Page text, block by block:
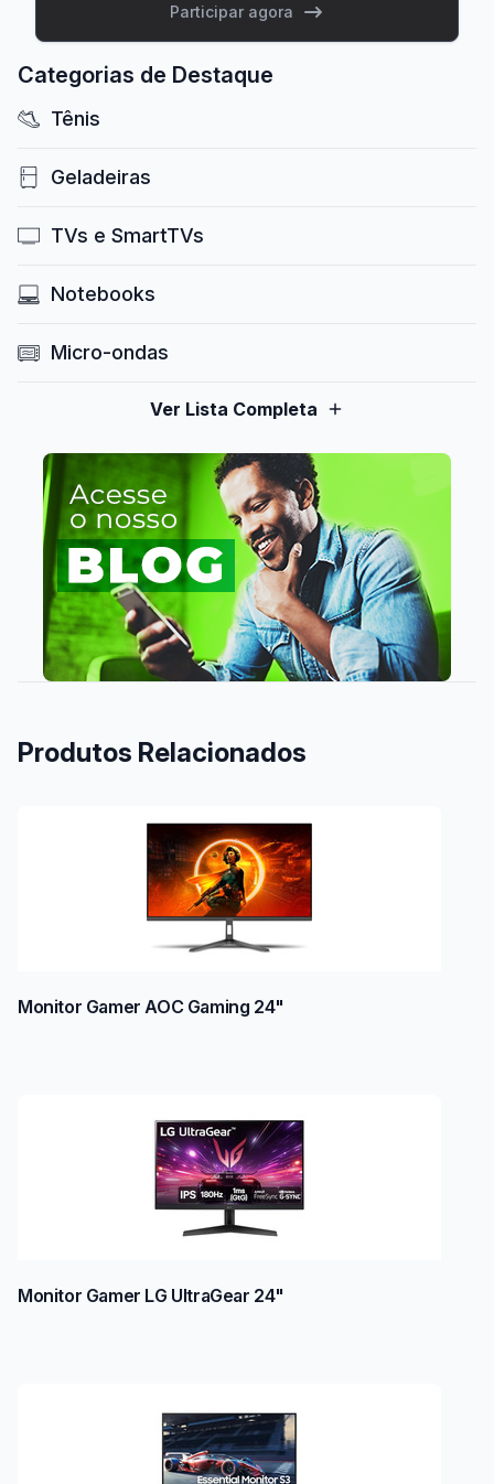
Participar agora
Categorias de Destaque
Tênis
Geladeiras
TVs e SmartTVs
Notebooks
Micro-ondas
Ver Lista Completa
Produtos Relacionados
Monitor Gamer AOC Gaming 24"
Monitor Gamer LG UltraGear 24"